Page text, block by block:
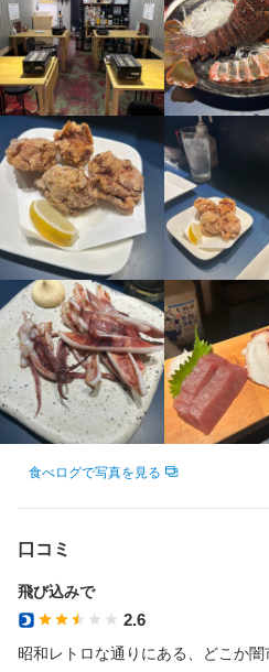
食べログで写真を見る
口コミ
飛び込みで
2.6
昭和レトロな通りにある、どこか
制服貸与 社員登用制度あり 独立支援制度
髪型自由
ネイルOK ピアスOK
特徴
履歴書不要 学歴不問 未経験者歓迎 独
大学生歓迎
駅チカ(徒歩5分以内) 小さなお
応募者全員と面接
面接1回 即日勤務OK
仕事内容
お客様のご案内、接客、ドリンク
せします！
慣れてきたら、
・浜焼き（貝・伊勢海老など）の簡
などもお願いします！
観光のお客様も多く、明るく楽しい
小さなお店だからこそ、スタッフ同
【成果に応じた昇給アリ】
目標の達成度合いやスキルアップ
どんアップしていきます。ボーナ
身に付くスキル
包丁さばき 日本酒の知識 焼酎の知識
選考の流れ
応募後、原則3営業日以内に返信し
内定となります。なお、Web面接
ねなくご相談ください。
お店の採用担当者からのメ
少しでも興味をお持ちでしたら、
おります。